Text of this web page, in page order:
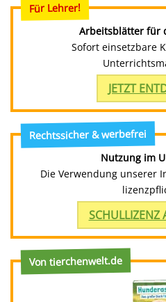
Für Lehrer!
Arbeitsblätter für
Sofort einsetzbare
JETZT
Rechtssicher & werbefrei
Nutzung im
Die Verwendung unserer
SCHULLIZENZ
Von tierchenwelt.de